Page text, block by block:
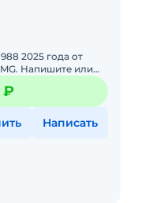
2025 годa от
или
₽
Написать